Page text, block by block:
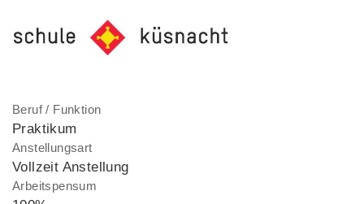
Beruf / Funktion
Praktikum
Anstellungsart
Vollzeit Anstellung
Arbeitspensum